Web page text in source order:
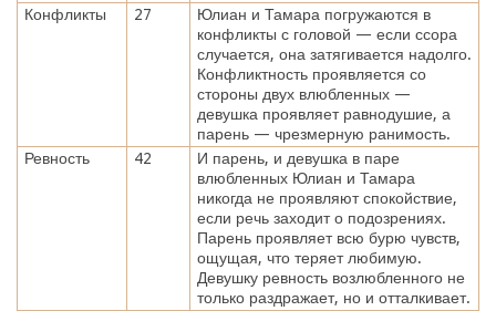
Конфликты
27
Юлиан и Тамара погружаются в
конфликты с головой — если ссора
случается, она затягивается надолго.
Конфликтность проявляется со
стороны двух влюбленных —
девушка проявляет равнодушие, а
парень — чрезмерную ранимость.
Ревность
42
И парень, и девушка в паре
влюбленных Юлиан и Тамара
никогда не проявляют спокойствие,
если речь заходит о подозрениях.
Парень проявляет всю бурю чувств,
ощущая, что теряет любимую.
Девушку ревность возлюбленного не
только раздражает, но и отталкивает.